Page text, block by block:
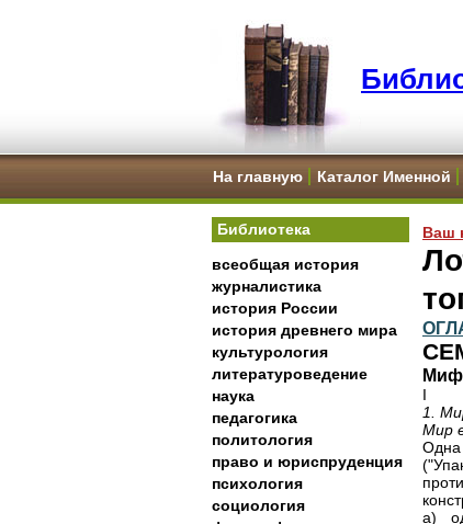
На главную Каталог Именной
Библиотека
всеобщая история
журналистика
история России
история древнего мира
культурология
литературоведение
наука
педагогика
политология
право и юриспруденция
психология
социология
Ваш
I
1.
Мир
а)